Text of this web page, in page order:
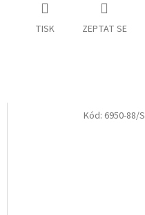
TISK ZEPTAT SE
Kód: 6950-88/S